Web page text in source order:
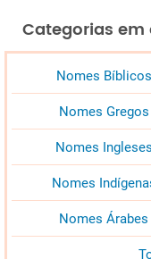
Categorias em
Nomes Bíblicos
Nomes Gregos
Nomes Ingleses
Nomes
Nomes Árabes